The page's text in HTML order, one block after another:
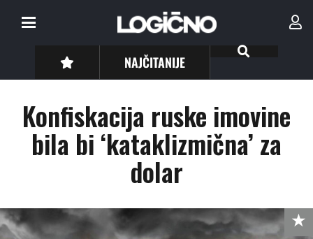
NAJČITANIJE
Konfiskacija ruske imovine
bila bi ‘kataklizmična’ za
dolar